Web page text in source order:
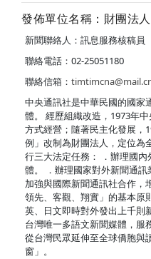
發佈單位名稱：財團法
新聞聯絡人：訊息服務核稿員
聯絡電話：02-25051180
聯絡信箱：
中央通訊社是中華民國的國家
體。 經歷組織改造，1973年
方式經營；隨著民主化發展，
例」改制為財團法人，定位為
行三大法定任務： ．辦理國
體。 ．辦理國家對外新聞通訊
加強與國際新聞通訊社合作，
領先、客觀、翔實」的基本原
英、日文即時對外發出上千則
台灣唯一多語文新聞媒體，服
從台灣民眾延伸至全球僑胞與
窗」。